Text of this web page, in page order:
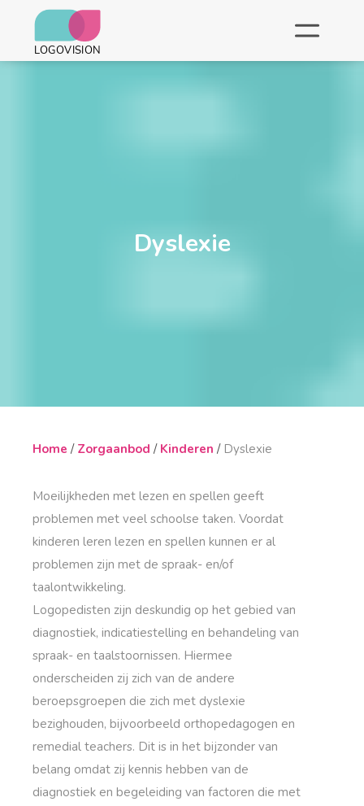
Dyslexie
Home Zorgaanbod Kinderen Dyslexie
Moeilijkheden met lezen en spellen geeft
problemen met veel schoolse taken. Voordat
kinderen leren lezen en spellen kunnen er al
problemen zijn met de spraak- en/of
taalontwikkeling.
Logopedisten zijn deskundig op het gebied van
diagnostiek, indicatiestelling en behandeling van
spraak- en taalstoornissen. Hiermee
onderscheiden zij zich van de andere
beroepsgroepen die zich met dyslexie
bezighouden, bijvoorbeeld orthopedagogen en
remedial teachers. Dit is in het bijzonder van
belang omdat zij kennis hebben van de
diagnostiek en begeleiding van factoren die met